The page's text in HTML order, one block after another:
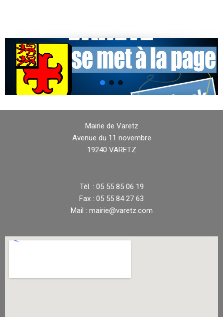
Mairie de Varetz
Avenue du 11 novembre
19240 VARETZ
Tél. : 05 55 85 06 19
Fax : 05 55 84 27 63
Mail : mairie@varetz.com